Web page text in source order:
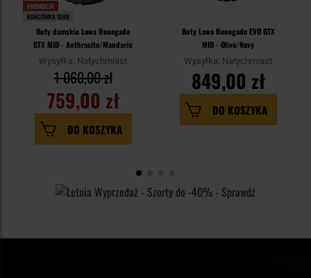
PROMOCJA
KOŃCÓWKA SERII
Buty damskie Lowa Renegade
GTX MID - Anthracite/Mandarin
Wysyłka: Natychmiast
759,00 zł
1 060,00 zł
DO KOSZYKA
Buty Lowa Renegade EVO GTX
MID - Olive/Navy
Wysyłka: Natychmiast
849,00 zł
DO KOSZYKA